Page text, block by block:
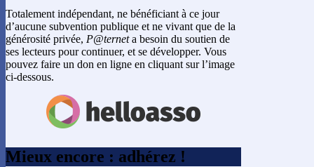
Totalement indépendant, ne bénéficiant à ce jour
d’aucune subvention publique et ne vivant que de la
générosité privée, P@terneta besoin du soutien de
ses lecteurs pour continuer, et se développer. Vous
pouvez faire un don en ligne en cliquant sur l’image
ci-dessous.
Mieux encore : adhérez !